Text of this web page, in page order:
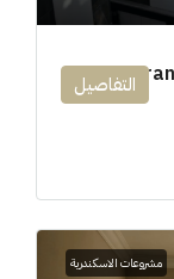
التفاصيل
مشروعات الاسكندرية